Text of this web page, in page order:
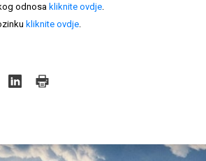
odnosa kliknite ovdje.
kliknite ovdje.